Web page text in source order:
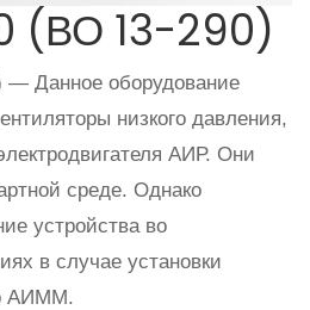
(ВО 13-290)
Данное оборудование
низкого давления,
АИР. Они
среде. Однако
устройства во
в случае установки
АИММ.